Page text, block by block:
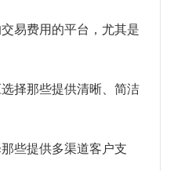
易费用的平台，尤其是
择那些提供清晰、简洁
些提供多渠道客户支